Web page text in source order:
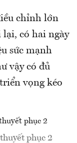
chỉnh lớn
có hai ngày
sức mạnh
vậy có đủ
vọng kéo
phục 2